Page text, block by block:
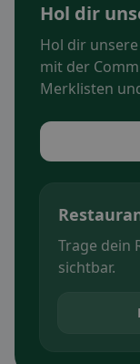
Hol dir
Hol dir
mit der
Merklisten
Trage dein
sichtbar.